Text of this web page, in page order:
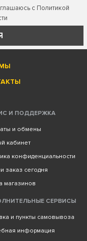
с Политикой
И ПОДДЕРЖКА
и обмены
кабинет
конфиденциальности
заказ сегодня
магазинов
СЕРВИСЫ
и пункты самовывоза
информация